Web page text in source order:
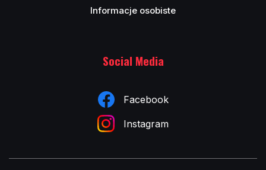
Informacje osobiste
Social Media
Facebook
Instagram